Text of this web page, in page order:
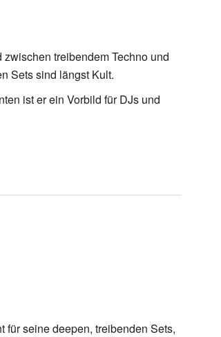
treibendem Techno und
Sets sind längst Kult.
ist er ein Vorbild für DJs und
für seine deepen, treibenden Sets,